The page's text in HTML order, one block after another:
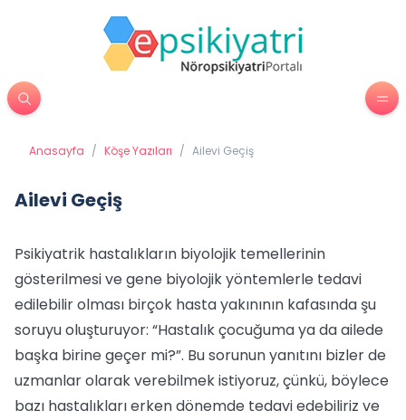
Anasayfa / Köşe Yazıları / Ailevi Geçiş
Ailevi Geçiş
Psikiyatrik hastalıkların biyolojik temellerinin
gösterilmesi ve gene biyolojik yöntemlerle tedavi
edilebilir olması birçok hasta yakınının kafasında şu
soruyu oluşturuyor: “Hastalık çocuğuma ya da ailede
başka birine geçer mi?”. Bu sorunun yanıtını bizler de
uzmanlar olarak verebilmek istiyoruz, çünkü, böylece
bazı hastalıkları erken dönemde tedavi edebiliriz ve